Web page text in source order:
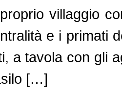
villaggio
e i primati
a tavola con gli
[…]